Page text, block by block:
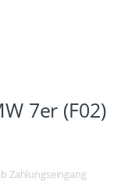
7er (F02)
Zahlungseingang